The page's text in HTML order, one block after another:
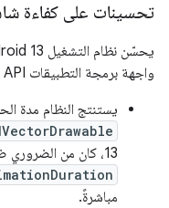
تحسينات على كفاءة
واجهة برمجة التطبيقات Splash Screen API، وذلك من خلال ما يلي:
يستنتج النظام مدة
13، كان من الضروري ضبط
مباشرةً.